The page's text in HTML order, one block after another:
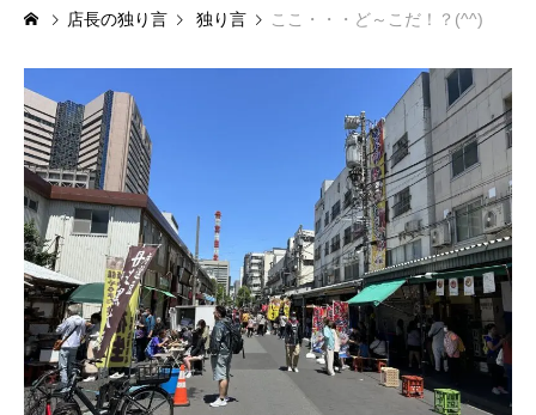
カーセンサー在庫情報
車検・定期点検
整備・修理・板金・塗装
ボディコーティング・艶出し・磨き
部品の取り付け
各種作業料金
おすすめ
店長の独り言 独り言 ここ・・・ど～こだ！？(^^)